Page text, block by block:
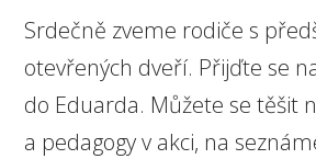
Srdečně zveme rodiče s
otevřených dveří. Přijďte se
do Eduarda. Můžete se těšit
a pedagogy v akci, na